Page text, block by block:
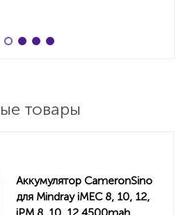
товары
Аккумулятор CameronSino
для Mindray iMEC 8, 10, 12,
iPM 8, 10, 12 4500mah